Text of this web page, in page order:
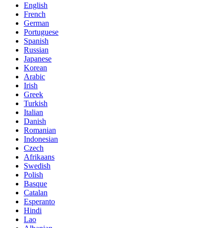
English
French
German
Portuguese
Spanish
Russian
Japanese
Korean
Arabic
Irish
Greek
Turkish
Italian
Danish
Romanian
Indonesian
Czech
Afrikaans
Swedish
Polish
Basque
Catalan
Esperanto
Hindi
Lao